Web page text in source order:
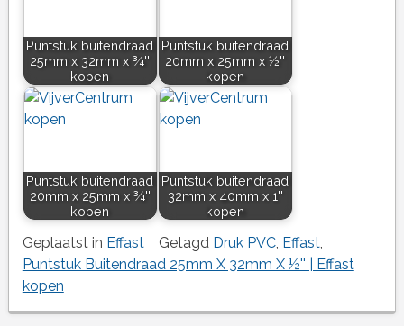
Puntstuk buitendraad
25mm x 32mm x ¾''
kopen
Puntstuk buitendraad
20mm x 25mm x ½''
kopen
Puntstuk buitendraad
20mm x 25mm x ¾''
kopen
Puntstuk buitendraad
32mm x 40mm x 1''
kopen
Geplaatst in Effast Getagd Druk PVC, Effast,
Puntstuk Buitendraad 25mm X 32mm X ½'' | Effast
kopen